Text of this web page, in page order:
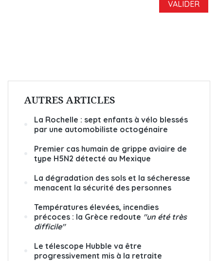
AUTRES ARTICLES
La Rochelle : sept enfants à vélo blessés
par une automobiliste octogénaire
Premier cas humain de grippe aviaire de
type H5N2 détecté au Mexique
La dégradation des sols et la sécheresse
menacent la sécurité des personnes
Températures élevées, incendies
précoces : la Grèce redoute "un été très
difficile"
Le télescope Hubble va être
progressivement mis à la retraite